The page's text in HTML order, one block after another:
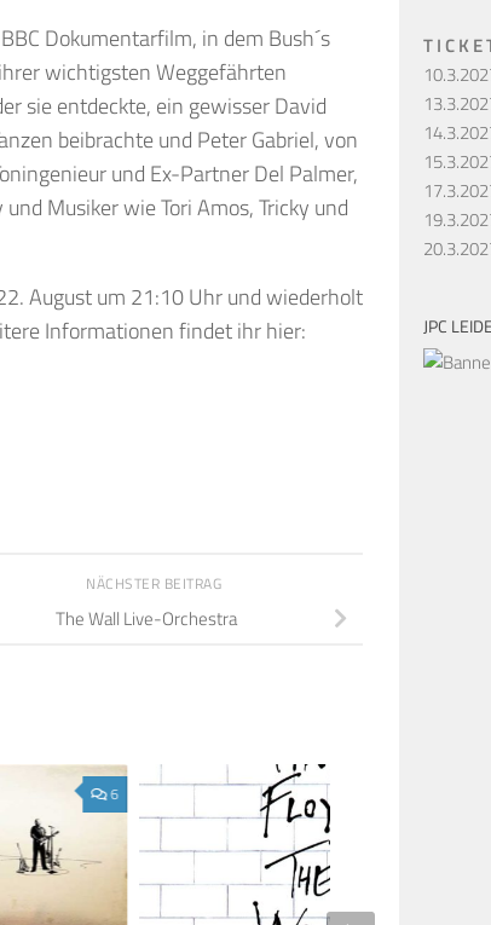
Dokumentarfilm, in dem Bush´s
wichtigstenWeggefährten
sieentdeckte, ein gewisserDavid
beibrachteund Peter Gabriel, von
ngenieur und Ex-PartnerDel Palmer,
und Musiker wieTori Amos,Tricky und
August um 21:10 Uhr und wiederholt
Informationen findet ihr hier:
NÄCHSTER BEITRAG
The Wall Live-Orchestra
6
T I C K E
JPC